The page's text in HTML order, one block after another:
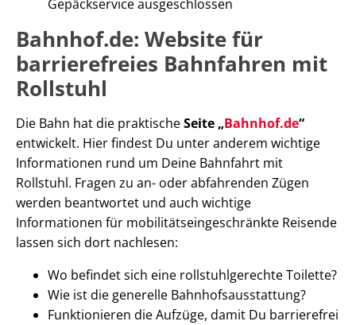
Gepäckservice ausgeschlossen
Bahnhof.de: Website für
barrierefreies Bahnfahren mit
Rollstuhl
Die Bahn hat die praktischeSeite „Bahnhof.de“
entwickelt. Hier findest Du unter anderem wichtige
Informationen rund um Deine Bahnfahrt mit
Rollstuhl. Fragen zu an- oder abfahrenden Zügen
werden beantwortet und auch wichtige
Informationen für mobilitätseingeschränkte Reisende
lassen sich dort nachlesen:
Wo befindet sich eine rollstuhlgerechte Toilette?
Wie ist die generelle Bahnhofsausstattung?
Funktionieren die Aufzüge, damit Du barrierefrei